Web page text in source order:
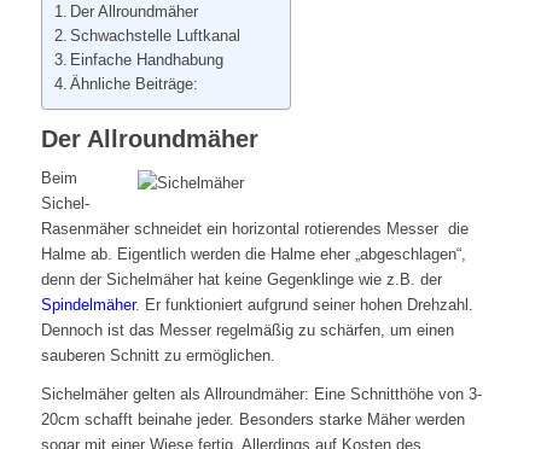
Der Allroundmäher
Schwachstelle Luftkanal
Einfache Handhabung
Ähnliche Beiträge:
Der Allroundmäher
Beim
Sichel-
Rasenmäher schneidet ein horizontal rotierendes Messer die
Halme ab. Eigentlich werden die Halme eher „abgeschlagen“,
denn der Sichelmäher hat keine Gegenklinge wie z.B. der
Spindelmäher. Er funktioniert auf­grund seiner hohen Drehzahl.
Dennoch ist das Messer regelmäßig zu schärfen, um einen
sauberen Schnitt zu ermöglichen.
Sichelmäher gelten als Allroundmäher: Eine Schnitthöhe von 3-
20cm schafft beinahe jeder. Besonders starke Mäher werden
sogar mit einer Wiese fertig. Allerdings auf Kosten des